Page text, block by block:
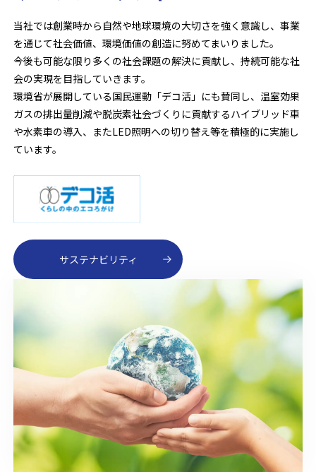
当社では創業時から自然や地球環境の大切さを強く意識し、事業
を通じて社会価値、環境価値の創造に努めてまいりました。
今後も可能な限り多くの社会課題の解決に貢献し、持続可能な社
会の実現を目指していきます。
環境省が展開している国民運動「デコ活」にも賛同し、温室効果
ガスの排出量削減や脱炭素社会づくりに貢献するハイブリッド車
や水素車の導入、またLED照明への切り替え等を積極的に実施し
ています。
サステナビリティ